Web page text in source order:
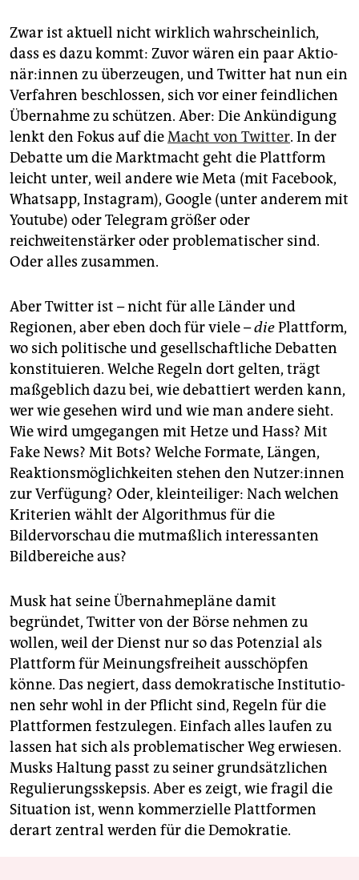
Zwar ist aktuell nicht wirklich wahrscheinlich,
dass es dazu kommt: Zuvor wären ein paar Ak­tio­
nä­r:in­nen zu überzeugen, und Twitter hat nun ein
Verfahren beschlossen, sich vor einer feindlichen
Übernahme zu schützen. Aber: Die Ankündigung
lenkt den ­Fokus auf dieMacht von Twitter. In der
Debatte um die Marktmacht geht die Plattform
leicht unter, weil andere wie Meta (mit Facebook,
Whatsapp, Instagram), Google (unter anderem mit
Youtube) oder Telegram größer oder
reichweitenstärker oder problematischer sind.
Oder alles zusammen.
Aber Twitter ist – nicht für alle Länder und
Regionen, aber eben doch für viele –diePlattform,
wo sich politische und gesellschaftliche Debatten
konstituieren. Welche Regeln dort gelten, trägt
maßgeblich dazu bei, wie debattiert werden kann,
wer wie gesehen wird und wie man andere sieht.
Wie wird umgegangen mit Hetze und Hass? Mit
Fake News? Mit Bots? Welche Formate, Längen,
Reaktionsmöglichkeiten stehen den Nut­ze­r:in­nen
zur Verfügung? Oder, kleinteiliger: Nach welchen
Kriterien wählt der Algorithmus für die
Bildervorschau die mutmaßlich interessanten
Bildbereiche aus?
Musk hat seine Übernahmepläne damit
begründet, Twitter von der Börse nehmen zu
wollen, weil der Dienst nur so das Potenzial als
Plattform für Meinungsfreiheit ausschöpfen
könne. Das negiert, dass demokratische Institutio­
nen sehr wohl in der Pflicht sind, Regeln für die
Plattformen festzulegen. Einfach alles laufen zu
lassen hat sich als problematischer Weg erwiesen.
Musks Haltung passt zu seiner grundsätzlichen
Regulierungsskepsis. Aber es zeigt, wie fragil die
Situation ist, wenn kommerzielle Plattformen
derart zentral werden für die Demokratie.